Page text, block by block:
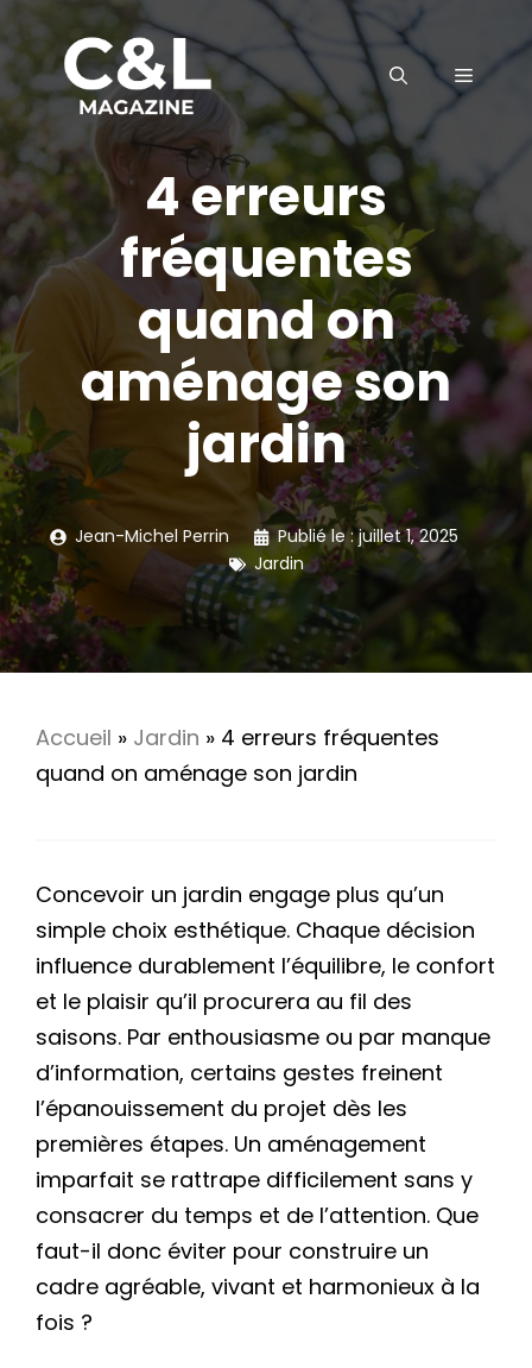
au
contenu
MENU
4 erreurs
fréquentes
quand on
aménage son
jardin
Jean-Michel Perrin Publié le :juillet 1, 2025
Jardin
Accueil » Jardin » 4 erreurs fréquentes
quand on aménage son jardin
Concevoir un jardin engage plus qu’un
simple choix esthétique. Chaque décision
influence durablement l’équilibre, le confort
et le plaisir qu’il procurera au fil des
saisons. Par enthousiasme ou par manque
d’information, certains gestes freinent
l’épanouissement du projet dès les
premières étapes. Un aménagement
imparfait se rattrape difficilement sans y
consacrer du temps et de l’attention. Que
faut-il donc éviter pour construire un
cadre agréable, vivant et harmonieux à la
fois ?